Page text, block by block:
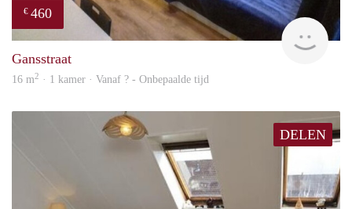
€ 460
Gansstraat
16 m2 · 1 kamer · Vanaf ? - Onbepaalde tijd
DELEN